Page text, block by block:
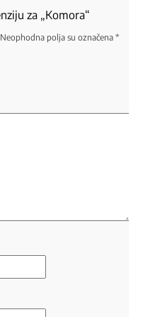
za „Komora“
Neophodna polja su označena *